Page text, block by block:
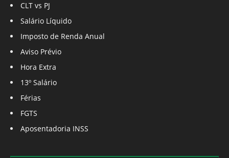
CLT vs PJ
Salário Líquido
Imposto de Renda Anual
Aviso Prévio
Hora Extra
13º Salário
Férias
FGTS
Aposentadoria INSS